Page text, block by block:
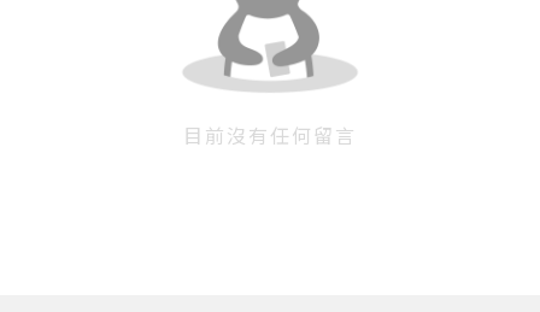
目前沒有任何留言